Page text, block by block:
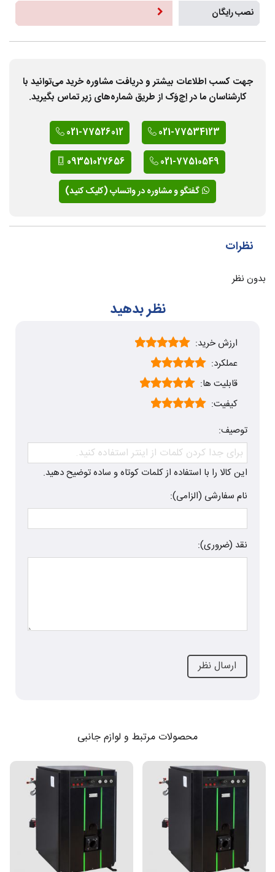
نصب رایگان
جهت کسب اطلاعات بیشتر و دریافت مشاوره خرید می‌توانید با
کارشناسان ما در اِچ‌وَک از طریق شماره‌های زیر تماس بگیرید.
021-77534123
021-77526012
021-77510549
09351027656
گفتگو و مشاوره در واتساپ (کلیک کنید)
نظرات
بدون نظر
نظر بدهید
ارزش خرید:
عملکرد:
قابلیت ها:
کیفیت:
توصیف:
این کالا را با استفاده از کلمات کوتاه و ساده توضیح دهید.
نام سفارشی (الزامی):
نقد (ضروری):
محصولات مرتبط و لوازم جانبی